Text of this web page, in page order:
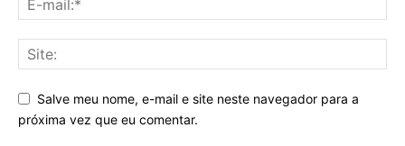
Salve meu nome, e-mail e site neste navegador para a
próxima vez que eu comentar.